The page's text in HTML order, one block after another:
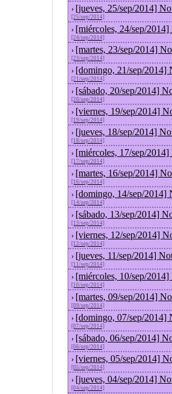
› [jueves, 25/sep/2014]
[25/sep/2014]
› [miércoles, 24/sep/
[24/sep/2014]
› [martes, 23/sep/2014]
[23/sep/2014]
› [domingo, 21/sep/2014]
[21/sep/2014]
› [sábado, 20/sep/2014]
[20/sep/2014]
› [viernes, 19/sep/2014]
[19/sep/2014]
› [jueves, 18/sep/2014]
[18/sep/2014]
› [miércoles, 17/sep/
[17/sep/2014]
› [martes, 16/sep/2014]
[16/sep/2014]
› [domingo, 14/sep/2014]
[14/sep/2014]
› [sábado, 13/sep/2014]
[13/sep/2014]
› [viernes, 12/sep/2014]
[12/sep/2014]
› [jueves, 11/sep/2014]
[11/sep/2014]
› [miércoles, 10/sep/
[10/sep/2014]
› [martes, 09/sep/2014]
[09/sep/2014]
› [domingo, 07/sep/2014]
[07/sep/2014]
› [sábado, 06/sep/2014]
[06/sep/2014]
› [viernes, 05/sep/2014]
[05/sep/2014]
› [jueves, 04/sep/2014]
[04/sep/2014]